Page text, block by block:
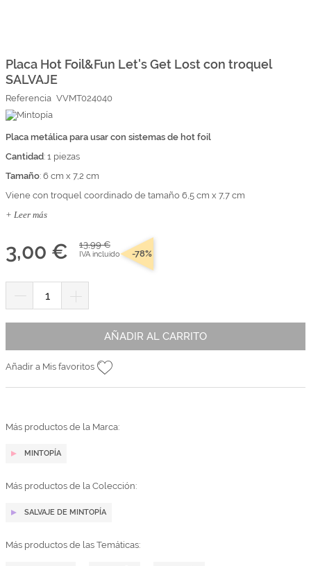
Top Ventas
Iniciar sesión/Regístrate
Somos Kimidori
comienzo
de
la
galería
imágenes
Placa Hot Foil&Fun Let's Get Lost con troquel
SALVAJE
Referencia VVMT024040
Placa metálica para usar con sistemas de hot foil
Cantidad: 1 piezas
Tamaño: 6 cm x 7,2 cm
Viene con troquel coordinado de tamaño 6,5 cm x 7,7 cm
+ Leer más
3,00 € 13,99 €
IVA incluido -78%
AÑADIR AL CARRITO
Añadir a Mis favoritos
Más productos de la Marca:
MINTOPÍA
Más productos de la Colección:
SALVAJE DE MINTOPÍA
Más productos de las Temáticas: